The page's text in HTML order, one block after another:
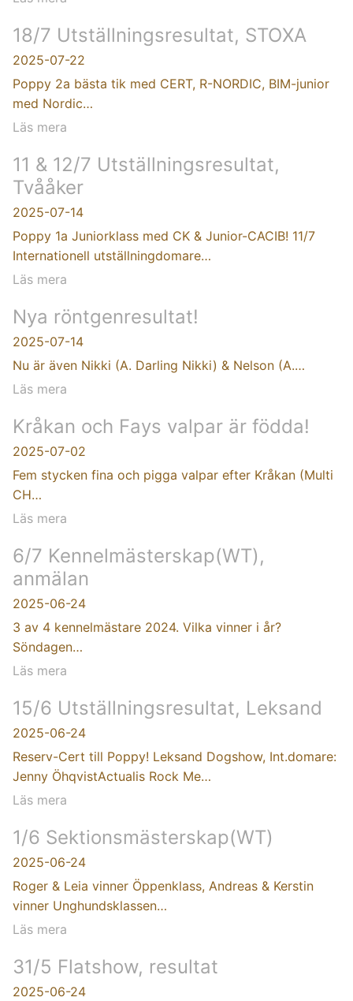
18/7 Utställningsresultat, STOXA
2025-07-22
Poppy 2a bästa tik med CERT, R-NORDIC, BIM-junior
med Nordic…
Läs mera
11 & 12/7 Utställningsresultat,
Tvååker
2025-07-14
Poppy 1a Juniorklass med CK & Junior-CACIB! 11/7
Internationell utställningdomare…
Läs mera
Nya röntgenresultat!
2025-07-14
Nu är även Nikki (A. Darling Nikki) & Nelson (A.…
Läs mera
Kråkan och Fays valpar är födda!
2025-07-02
Fem stycken fina och pigga valpar efter Kråkan (Multi
CH…
Läs mera
6/7 Kennelmästerskap(WT),
anmälan
2025-06-24
3 av 4 kennelmästare 2024. Vilka vinner i år?
Söndagen…
Läs mera
15/6 Utställningsresultat, Leksand
2025-06-24
Reserv-Cert till Poppy! Leksand Dogshow, Int.domare:
Jenny ÖhqvistActualis Rock Me…
Läs mera
1/6 Sektionsmästerskap(WT)
2025-06-24
Roger & Leia vinner Öppenklass, Andreas & Kerstin
vinner Unghundsklassen…
Läs mera
31/5 Flatshow, resultat
2025-06-24